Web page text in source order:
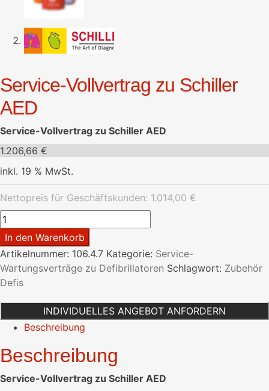
Service-Vollvertrag zu Schiller
AED
Service-Vollvertrag zu Schiller AED
1.206,66 €
inkl. 19 % MwSt.
Nettopreis für Geschäftskunden: 1.014,00 €
Service-
Vollvertrag
zu
Schiller
AED
Menge
In den Warenkorb
Artikelnummer: 106.4.7 Kategorie: Service-
Wartungsverträge zu Defibrillatoren Schlagwort: Zubehör
Defis
INDIVIDUELLES ANGEBOT ANFORDERN
Beschreibung
Beschreibung
Service-Vollvertrag zu Schiller AED